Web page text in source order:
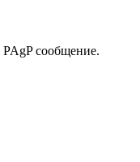
сообщение.